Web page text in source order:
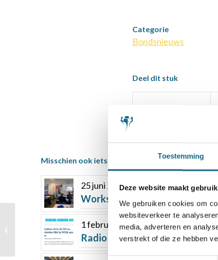
Toestemming
Deze website maakt
We gebruiken cookies om
websiteverkeer te
media, adverteren en
verstrekt of die ze hebben
Categorie
Bondsnieuws
Deel dit stuk
Misschien ook iets voor u
25 juni 2018
Workshops op school in
1 februari 2018
Radio Eenvandaag: schaken
Stedelijk Gymnasium
Leiden wint NK VO in
beide categorieën